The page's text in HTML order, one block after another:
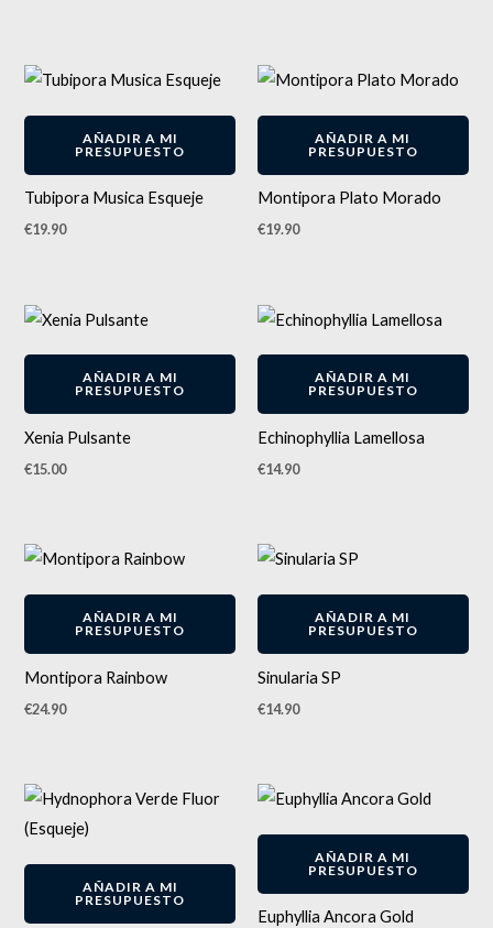
AÑADIR A MI
PRESUPUESTO
Tubipora Musica Esqueje
€19.90
AÑADIR A MI
PRESUPUESTO
Montipora Plato Morado
€19.90
AÑADIR A MI
PRESUPUESTO
Xenia Pulsante
€15.00
AÑADIR A MI
PRESUPUESTO
Echinophyllia Lamellosa
€14.90
AÑADIR A MI
PRESUPUESTO
Montipora Rainbow
€24.90
AÑADIR A MI
PRESUPUESTO
Sinularia SP
€14.90
AÑADIR A MI
PRESUPUESTO
AÑADIR A MI
PRESUPUESTO
Euphyllia Ancora Gold